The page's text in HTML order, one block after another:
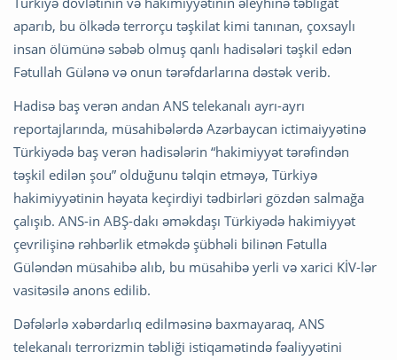
aparıb, bu ölkədə terrorçu təşkilat kimi tanınan, çoxsaylı
insan ölümünə səbəb olmuş qanlı hadisələri təşkil edən
Fətullah Gülənə və onun tərəfdarlarına dəstək verib.
Hadisə baş verən andan ANS telekanalı ayrı-ayrı
reportajlarında, müsahibələrdə Azərbaycan ictimaiyyətinə
Türkiyədə baş verən hadisələrin “hakimiyyət tərəfindən
təşkil edilən şou” olduğunu təlqin etməyə, Türkiyə
hakimiyyətinin həyata keçirdiyi tədbirləri gözdən salmağa
çalışıb. ANS-in ABŞ-dakı əməkdaşı Türkiyədə hakimiyyət
çevrilişinə rəhbərlik etməkdə şübhəli bilinən Fətulla
Güləndən müsahibə alıb, bu müsahibə yerli və xarici KİV-lər
vasitəsilə anons edilib.
Dəfələrlə xəbərdarlıq edilməsinə baxmayaraq, ANS
telekanalı terrorizmin təbliği istiqamətində fəaliyyətini